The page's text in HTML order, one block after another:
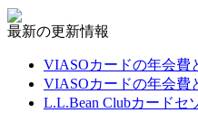
最新の更新情報
VIASOカードの年会費
VIASOカードの年会費
L.L.Bean Clubカードセ